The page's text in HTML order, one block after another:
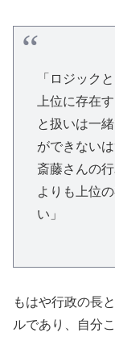
「ロジック
上位に存在
と扱いは一
ができない
斎藤さんの
よりも上位
い」
もはや行政の長
ルであり、自分